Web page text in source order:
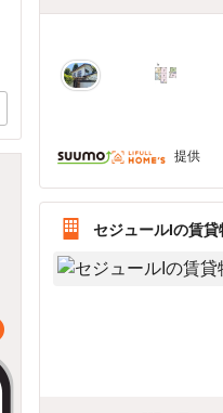
提供
セジュールIの賃貸